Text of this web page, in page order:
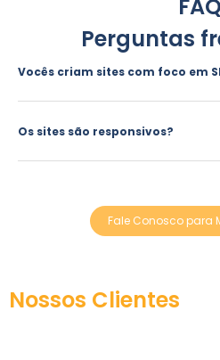
FAQ
Perguntas
Vocês criam sites com foco em
Os sites são responsivos?
Fale Conosco para
Nossos Clientes